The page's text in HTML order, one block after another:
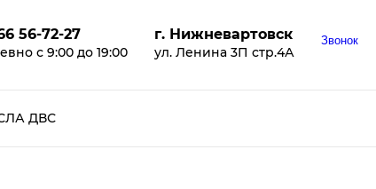
56-72-27
с 9:00 до 19:00
г. Нижневартовск
ул. Ленина 3П стр.4А
Звонок
ДВС